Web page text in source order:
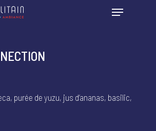
purée de yuzu, jus d’ananas, basilic,